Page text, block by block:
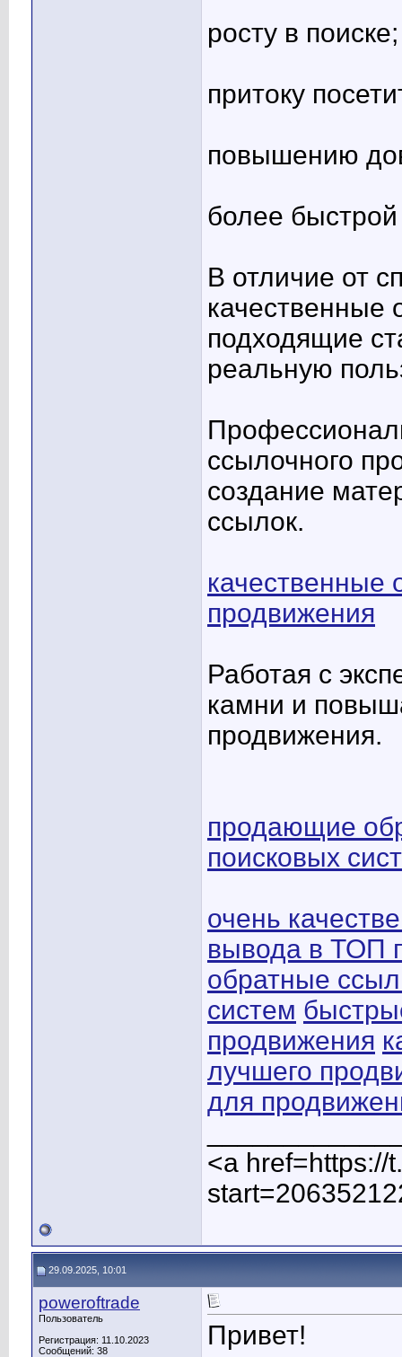
росту в поиске;
притоку
повышению
более
В отличие от
качественные
подходящие
реальную
ссылочного
создание
ссылок.
качественные
продвижения
Работая с
камни и
продвижения.
продающие
поисковых
очень
вывода в ТОП
обратные
систем
продвижения
лучшего
для
<a href=https://
29.09.2025, 10:01
poweroftrade
Пользователь
Регистрация: 11.10.2023
Сообщений: 38
Привет!